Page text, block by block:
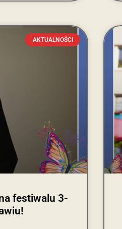
AKTUALNOŚCI
na festiwalu 3-